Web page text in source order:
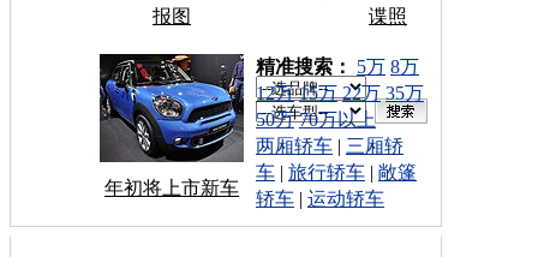
报图
谍照
年初将上市新车
车型搜索：
精准搜索： 5万 8万
12万 15万 22万 35万
50万 70万以上
两厢轿车 | 三厢轿
车 | 旅行轿车 | 敞篷
轿车 | 运动轿车